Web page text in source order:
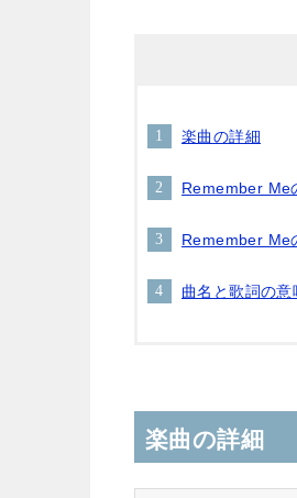
楽曲の詳細
Remember Me
Remember Me
曲名と歌詞の
楽曲の詳細